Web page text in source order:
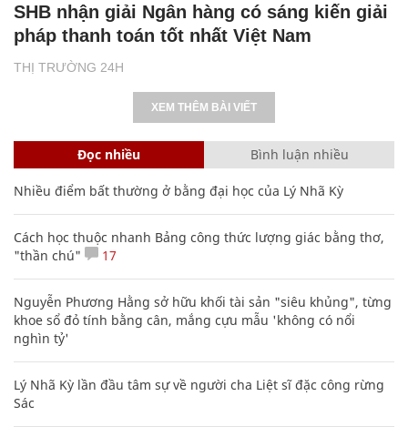
THỊ TRƯỜNG 24H
SHB nhận giải Ngân hàng có sáng kiến giải
pháp thanh toán tốt nhất Việt Nam
XEM THÊM BÀI VIẾT
Đọc nhiều Bình luận nhiều
Nhiều điểm bất thường ở bằng đại học của Lý Nhã Kỳ
Cách học thuộc nhanh Bảng công thức lượng giác bằng thơ,
"thần chú"
17
Nguyễn Phương Hằng sở hữu khối tài sản "siêu khủng", từng
khoe sổ đỏ tính bằng cân, mắng cựu mẫu 'không có nổi
nghìn tỷ'
Lý Nhã Kỳ lần đầu tâm sự về người cha Liệt sĩ đặc công rừng
Sác